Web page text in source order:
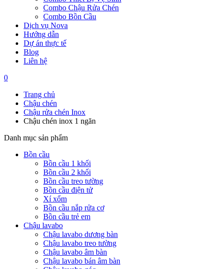
Combo Chậu Rửa Chén
Combo Bồn Cầu
Dịch vụ Nova
Hướng dẫn
Dự án thực tế
Blog
Liên hệ
0
Trang chủ
Chậu chén
Chậu rửa chén Inox
Chậu chén inox 1 ngăn
Danh mục sản phẩm
Bồn cầu
Bồn cầu 1 khối
Bồn cầu 2 khối
Bồn cầu treo tường
Bồn cầu điện tử
Xí xổm
Bồn cầu nắp rửa cơ
Bồn cầu trẻ em
Chậu lavabo
Chậu lavabo dương bàn
Chậu lavabo treo tường
Chậu lavabo âm bàn
Chậu lavabo bán âm bàn